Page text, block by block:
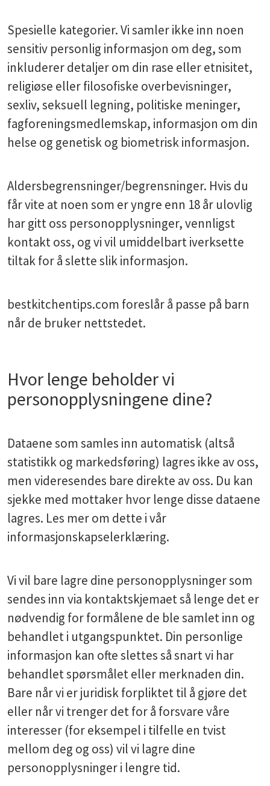
Spesielle kategorier. Vi samler ikke inn noen
sensitiv personlig informasjon om deg, som
inkluderer detaljer om din rase eller etnisitet,
religiøse eller filosofiske overbevisninger,
sexliv, seksuell legning, politiske meninger,
fagforeningsmedlemskap, informasjon om din
helse og genetisk og biometrisk informasjon.
Aldersbegrensninger/begrensninger. Hvis du
får vite at noen som er yngre enn 18 år ulovlig
har gitt oss personopplysninger, vennligst
kontakt oss, og vi vil umiddelbart iverksette
tiltak for å slette slik informasjon.
bestkitchentips.com foreslår å passe på barn
når de bruker nettstedet.
Hvor lenge beholder vi
personopplysningene dine?
Dataene som samles inn automatisk (altså
statistikk og markedsføring) lagres ikke av oss,
men videresendes bare direkte av oss. Du kan
sjekke med mottaker hvor lenge disse dataene
lagres. Les mer om dette i vår
informasjonskapselerklæring.
Vi vil bare lagre dine personopplysninger som
sendes inn via kontaktskjemaet så lenge det er
nødvendig for formålene de ble samlet inn og
behandlet i utgangspunktet. Din personlige
informasjon kan ofte slettes så snart vi har
behandlet spørsmålet eller merknaden din.
Bare når vi er juridisk forpliktet til å gjøre det
eller når vi trenger det for å forsvare våre
interesser (for eksempel i tilfelle en tvist
mellom deg og oss) vil vi lagre dine
personopplysninger i lengre tid.